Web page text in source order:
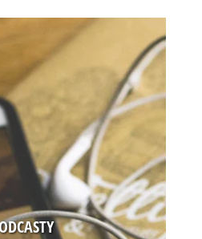
ciągu jest jednym z najbardziej
na całym świecie.
WIĘCEJ